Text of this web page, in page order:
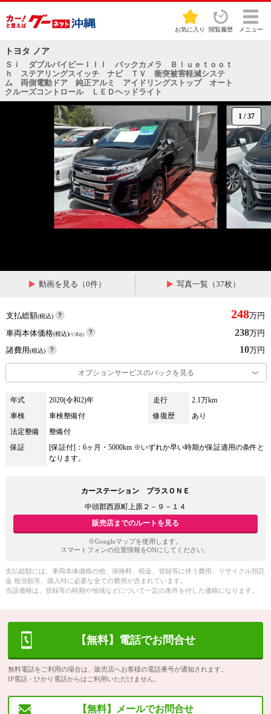
お気に入り 閲覧履歴 メニュー
トヨタ ノア
Ｓｉ ダブルバイビーＩＩＩ バックカメラ Ｂｌｕｅｔｏｏｔ
ｈ ステアリングスイッチ ナビ ＴＶ 衝突被害軽減システ
ム 両側電動ドア 純正アルミ アイドリングストップ オート
クルーズコントロール ＬＥＤヘッドライト
1 /37
動画を見る（0件） 写真一覧（37枚）
支払総額(税込) 248万円
車両本体価格(税込)(リ済込) 238万円
諸費用(税込) 10万円
オプションサービスのパックを見る
年式 2020(令和2)年 走行
2.1万km
車検
車検整備付 修復歴
あり
法定整備
整備付
保証
[保証付]：6ヶ月・5000km ※いずれか早い時期が保証適用の条件と
なります。
カーステーション プラスＯＮＥ
中頭郡西原町上原２－９－１４
販売店までのルートを見る
※Googleマップを使用します。
スマートフォンの位置情報をONにしてください。
支払総額には、車両本体価格の他、保険料、税金、登録等に伴う費用、リサイクル預託
金 相当額等、購入時に必要な全ての費用が含まれています。
当該価格は、登録等の時期や地域などについて一定の条件を付した価格になります。
【無料】電話でお問合せ
無料電話をご利用の場合は、販売店へお客様の電話番号が通知されます。
IP電話・ひかり電話からはご利用いただけません。
【無料】メールでお問合せ